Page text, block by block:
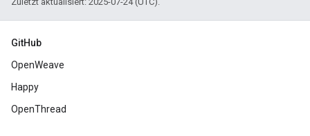
GitHub
OpenWeave
Happy
OpenThread